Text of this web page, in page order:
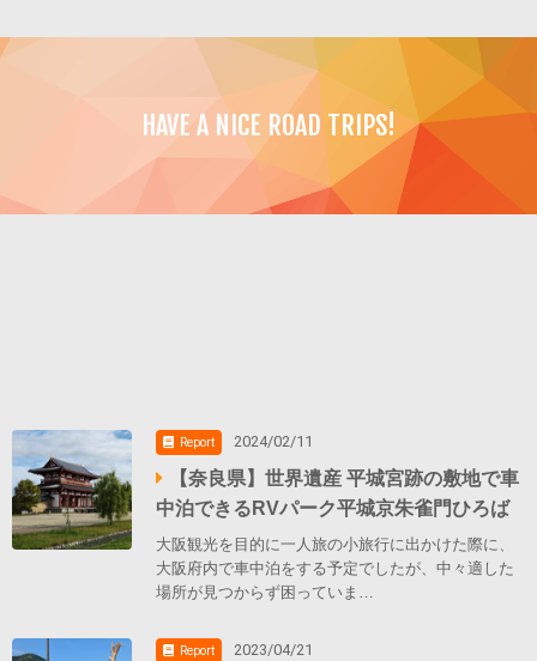
HAVE A NICE ROAD TRIPS!
Report 2024/02/11
【奈良県】世界遺産 平城宮跡の敷地で車
中泊できるRVパーク平城京朱雀門ひろば
大阪観光を目的に一人旅の小旅行に出かけた際に、
大阪府内で車中泊をする予定でしたが、中々適した
場所が見つからず困っていま…
Report 2023/04/21